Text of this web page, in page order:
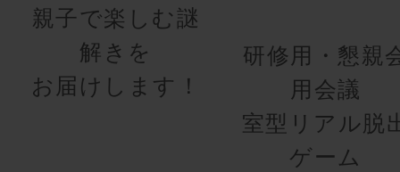
親子で楽しむ謎
解きを
お届けします！
研修用・懇親
用会議
室型リアル脱
ゲーム